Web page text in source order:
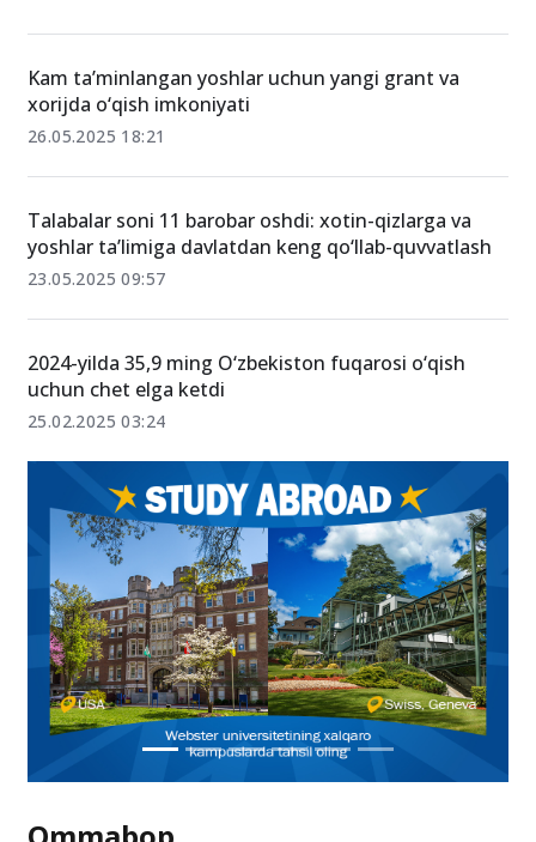
bilan boshlang!
16.07.2025 16:04
xorijda o‘qish imkoniyati
26.05.2025 18:21
yoshlar ta’limiga davlatdan keng qo‘llab-quvvatlash
23.05.2025 09:57
25.02.2025 03:24